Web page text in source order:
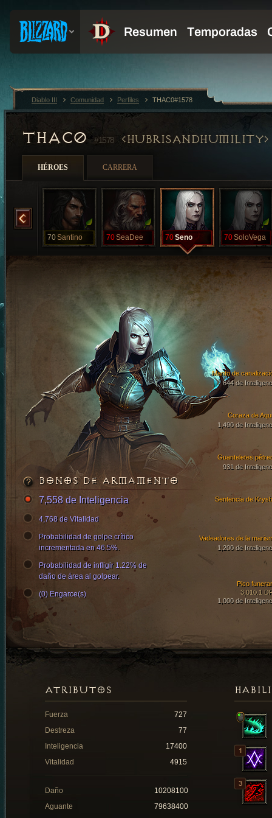
THAC0#1578 HUBRISANDHUMILITY
HÉROES CARRERA
70Santino 70SeaDee 70Seno 70SoloVega
Coraza de
1,490 de
Guanteletes
931 de
Manto de
644 de
Vadeadores de la
1,200 de
Pico
3,010.1
1,000 de
Sentencia de
BONOS DE ARMAMENTO
7,558 de Inteligencia
4,768 de Vitalidad
Probabilidad de golpe crítico
incrementada en 46.5%.
Probabilidad de infligir 1.22% de
daño de área al golpear.
(0) Engarce(s)
ATRIBUTOS
Fuerza
727
Destreza
77
Inteligencia
17400
Vitalidad
4915
Daño
10208100
Aguante
79638400
Diablo III Comunidad Perfiles THAC0#1578